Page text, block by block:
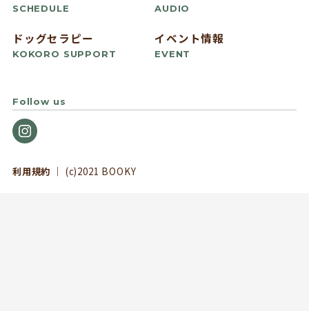
SCHEDULE AUDIO
ドッグセラピー
KOKORO SUPPORT
イベント情報
EVENT
Follow us
利用規約 ｜ (c)2021 BOOKY